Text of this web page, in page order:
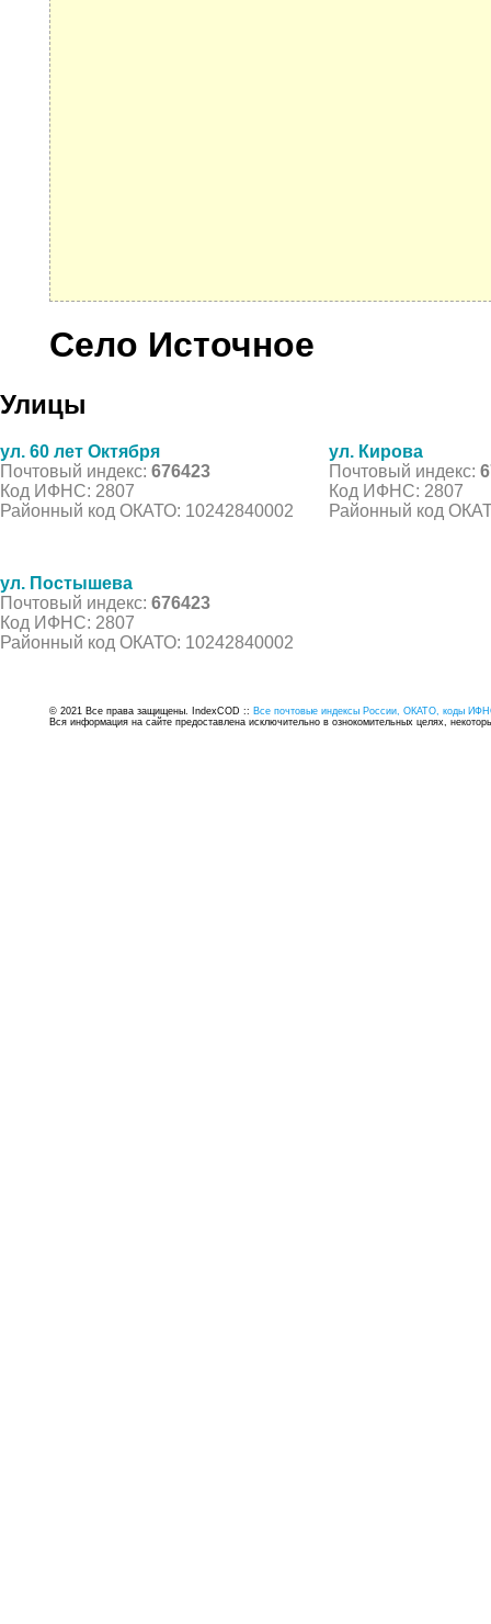
Село Источное
Улицы
ул. 60 лет Октября
Почтовый индекс: 676423
Код ИФНС: 2807
Районный код ОКАТО: 10242840002
ул. Кирова
Почтовый индекс:
Код ИФНС: 2807
Районный код
ул. Постышева
Почтовый индекс: 676423
Код ИФНС: 2807
Районный код ОКАТО: 10242840002
© 2021 Все права защищены. IndexCOD :: Все почтовые индексы России, ОКАТО, коды
Вся информация на сайте предоставлена исключительно в ознокомительных целях,